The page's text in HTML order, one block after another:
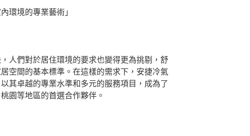
環境的專業藝術」
人們對於居住環境的要求也變得更為挑剔，舒
空間的基本標準。在這樣的需求下，安捷冷氣
其卓越的專業水準和多元的服務項目，成為了
園等地區的首選合作夥伴。